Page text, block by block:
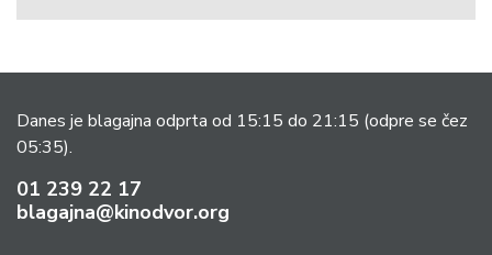
Danes je blagajna odprta od 15:15 do 21:15 (odpre se čez
05:35).
01 239 22 17
blagajna@kinodvor.org